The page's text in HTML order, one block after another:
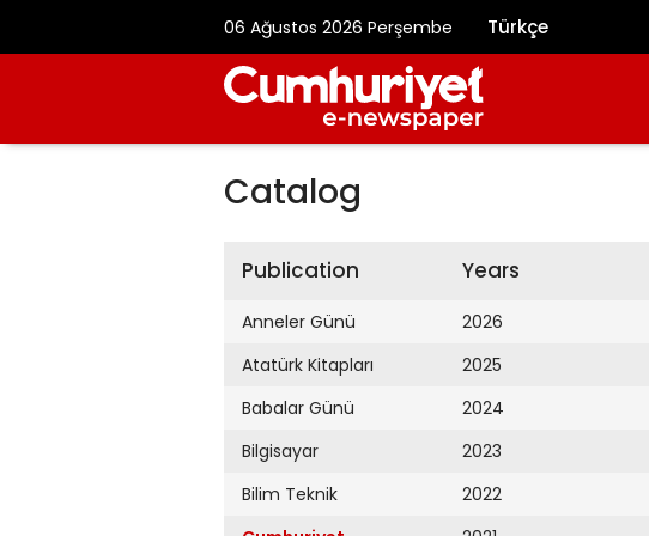
06 Ağustos 2026 Perşembe Türkçe
Catalog
Publication
Anneler Günü
Atatürk Kitapları
Babalar Günü
Bilgisayar
Bilim Teknik
Years
2026
2025
2024
2023
2022